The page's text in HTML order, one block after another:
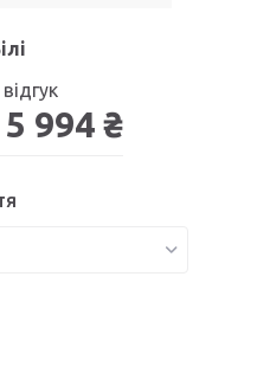
5 994 ₴